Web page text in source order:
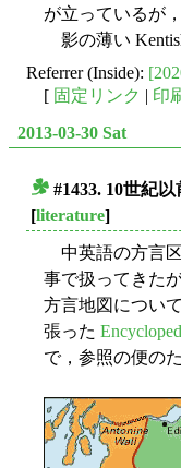
が立っているが
影の薄い
Referrer (Inside):
[ 固定リンク | 印
2013-03-30 Sat
#1433. 10世紀
[literature]
中英語の方言
事で扱ってきた
方言地図につい
張った
で，参照の便の